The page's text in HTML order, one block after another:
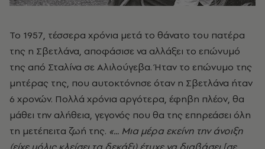
Το 1957, τέσσερα χρόνια μετά το θάνατο του πατέρα
της η Σβετλάνα, αποφάσισε να αλλάξει το επώνυμό
της από Σταλίνα σε Αλιλούγεβα. Ήταν το επώνυμο της
μητέρας της, που αυτοκτόνησε όταν η Σβετλάνα ήταν
6 χρονών. Πολλά χρόνια αργότερα, έφηβη πλέον, θα
μάθει την αλήθεια, γεγονός που θα της επηρεάσει όλη
τη μετέπειτα ζωή της. «... Μια μέρα εκείνη την άνοιξη